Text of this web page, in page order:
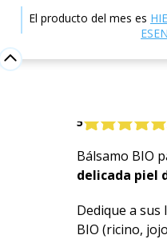
El producto del mes es
Cuidado de la piel
5
Bálsamo BIO
delicada piel
Dedique a sus
BIO (ricino,